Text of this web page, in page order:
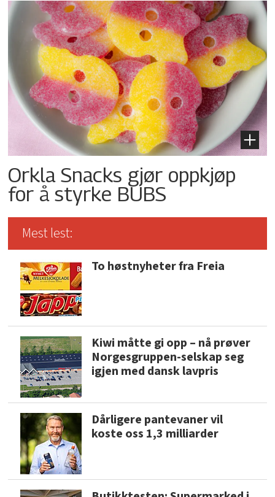
Orkla Snacks gjør oppkjøp
for å styrke BUBS
Mest lest:
To høstnyheter fra Freia
Kiwi måtte gi opp – nå prøver
Norgesgruppen-selskap seg
igjen med dansk lavpris
Dårligere pantevaner vil
koste oss 1,3 milliarder